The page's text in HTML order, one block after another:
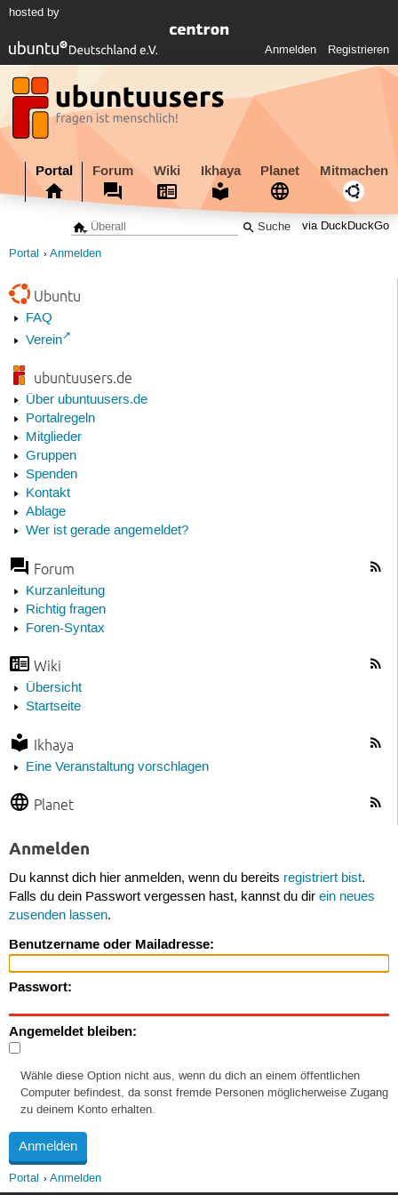
hosted by
Anmelden Registrieren
Portal Forum Wiki Ikhaya Planet Mitmachen
via DuckDuckGo
Portal Anmelden
Ubuntu
FAQ
Verein
ubuntuusers.de
Über ubuntuusers.de
Portalregeln
Mitglieder
Gruppen
Spenden
Kontakt
Ablage
Wer ist gerade angemeldet?
Forum
Kurzanleitung
Richtig fragen
Foren-Syntax
Wiki
Übersicht
Startseite
Ikhaya
Eine Veranstaltung vorschlagen
Planet
Anmelden
Du kannst dich hier anmelden, wenn du bereits registriert bist.
Falls du dein Passwort vergessen hast, kannst du dir ein neues
zusenden lassen.
Benutzername oder Mailadresse:
Passwort:
Angemeldet bleiben:
Wähle diese Option nicht aus, wenn du dich an einem öffentlichen
Computer befindest, da sonst fremde Personen möglicherweise Zugang
zu deinem Konto erhalten.
Portal Anmelden